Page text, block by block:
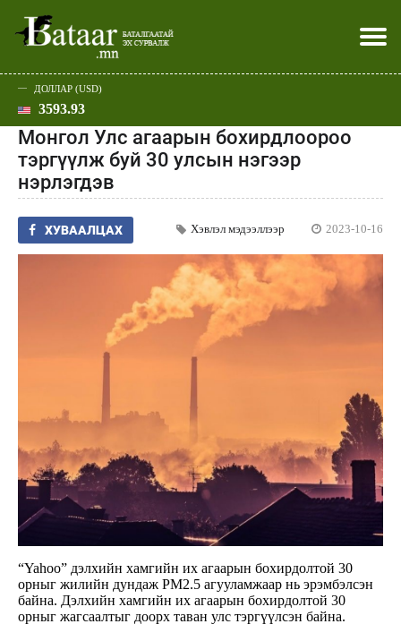
Эхлэл
Улс төр
Нийгэм
Эдийн засаг
Дэлхий
Спорт
Шар
Батаар юу хэлэв
Хэвлэл мэдээллээр
ДОЛЛАР (USD)
3593.93
Монгол Улс агаарын бохирдлоороо
тэргүүлж буй 30 улсын нэгээр
нэрлэгдэв
ХУВААЛЦАХ Хэвлэл мэдээллээр 2023-10-16
“Yahoo” дэлхийн хамгийн их агаарын бохирдолтой 30
орныг жилийн дундаж PM2.5 агууламжаар нь эрэмбэлсэн
байна. Дэлхийн хамгийн их агаарын бохирдолтой 30
орныг жагсаалтыг доорх таван улс тэргүүлсэн байна.